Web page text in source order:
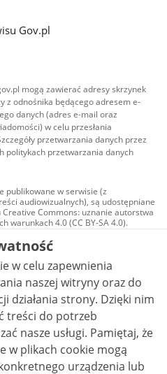
Gov.pl
mogą zawierać adresy skrzynek
z odnośnika będącego adresem e-
danych (adres e-mail oraz
w celu przesłania
przetwarzania danych przez
politykach przetwarzania danych
publikowane w serwisie (z
audiowizualnych), są udostępniane
Creative Commons: uznanie autorstwa
warunkach 4.0 (CC BY-SA 4.0).
w tym zdjęcia, materiały
udostępniane na licencji typu
uznanie autorstwa użycie
bez utworów zależnych 4.0 (CC BY-
nie jest to stwierdzone inaczej.
w celu zapewnienia
naszej witryny oraz do
strony. Dzięki nim
treści do potrzeb
usługi. Pamiętaj, że
w plikach cookie mogą
urządzenia lub